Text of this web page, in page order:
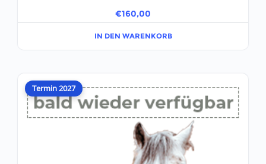
€160,00
IN DEN WARENKORB
Termin 2027